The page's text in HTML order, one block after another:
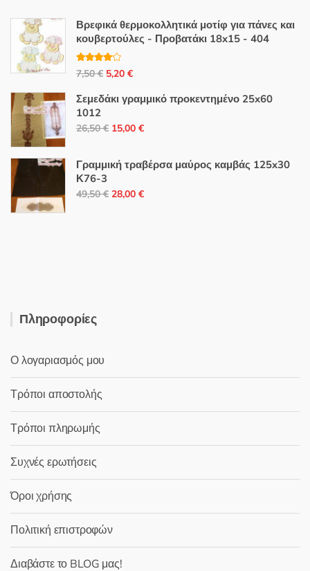
Βρεφικά θερμοκολλητικά μοτίφ για πάνες και
κουβερτούλες - Προβατάκι 18x15 - 404
Βαθμολο
γήθηκε με
5
7,50€ Original
was:
7,50 €.
5,20 €Η
τιμή
είναι:
Σεμεδάκι γραμμικό προκεντημένο 25x60
1012
26,50€ Original
was:
15,00 €Η
τιμή
15,00 €.
Γραμμική τραβέρσα μαύρος καμβάς 125x30
Κ76-3
49,50€ Original
28,00 €Η
Πληροφορίες
Ο λογαριασμός μου
Τρόποι αποστολής
Τρόποι πληρωμής
Συχνές ερωτήσεις
Όροι χρήσης
Πολιτική επιστροφών
Διαβάστε το BLOG μας!